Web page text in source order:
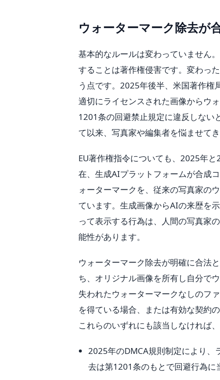
ウォーターマーク除去が
基本的なルールは変わっていません
することは著作権侵害です。変わっ
う点です。2025年後半、米国著作権
適切にライセンスされた画像からウ
1201条の回避禁止規定に違反しない
て以来、写真家や編集者を悩ませて
EU著作権指令についても、2025年
在、生成AIプラットフォームが合成
ォーターマークを、従来の写真家の
ています。生成画像からAIの来歴を
って表示する行為は、人間の写真家
能性があります。
ウォーターマーク除去が明確に合法
ち、オリジナル画像を所有し自分で
失われたウォーターマークなしのフ
を得ている場合、または有効な契約
これらのいずれにも該当しなければ
2025年のDMCA規則制定により、
去は第1201条のもとで回避行為に